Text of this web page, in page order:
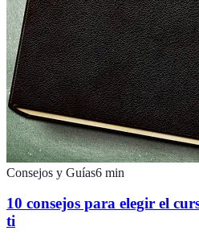
Consejos y Guías6 min
10 consejos para elegir el
ti